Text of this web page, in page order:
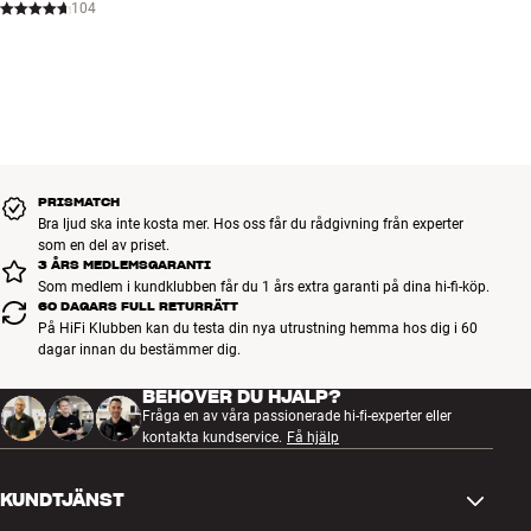
104
PRISMATCH
Bra ljud ska inte kosta mer. Hos oss får du rådgivning från experter
som en del av priset.
3 ÅRS MEDLEMSGARANTI
Som medlem i kundklubben får du 1 års extra garanti på dina hi-fi-köp.
60 DAGARS FULL RETURRÄTT
På HiFi Klubben kan du testa din nya utrustning hemma hos dig i 60
dagar innan du bestämmer dig.
BEHÖVER DU HJÄLP?
Fråga en av våra passionerade hi-fi-experter eller
kontakta kundservice. Få hjälp
KUNDTJÄNST